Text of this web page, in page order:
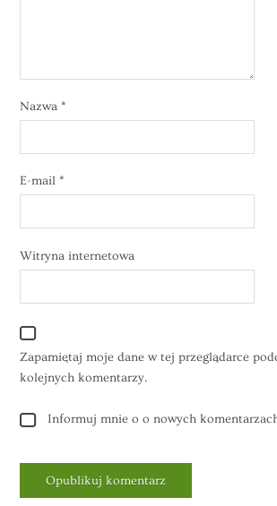
Nazwa *
E-mail *
Witryna internetowa
Zapamiętaj moje dane w tej przeglądarce
kolejnych komentarzy.
Informuj mnie o o nowych